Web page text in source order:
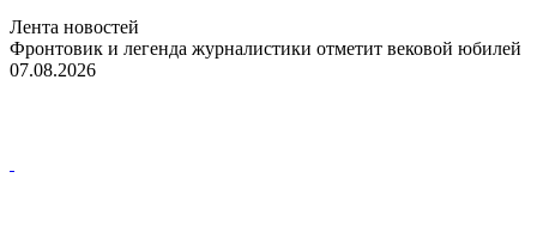
Лента новостей
Фронтовик и легенда журналистики отметит вековой юбилей
07.08.2026